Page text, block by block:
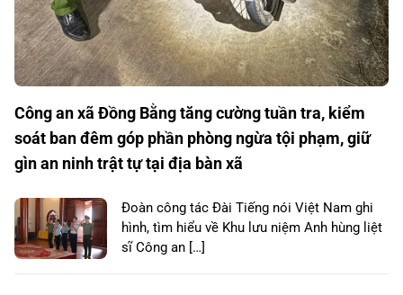
Công an xã Đồng Bằng tăng cường tuần tra, kiểm
soát ban đêm góp phần phòng ngừa tội phạm, giữ
gìn an ninh trật tự tại địa bàn xã
Đoàn công tác Đài Tiếng nói Việt Nam ghi
hình, tìm hiểu về Khu lưu niệm Anh hùng liệt
sĩ Công an […]